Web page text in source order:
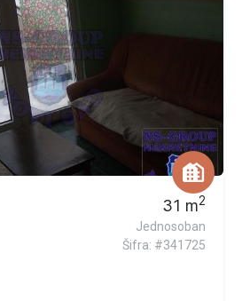
31 m2
Jednosoban
Šifra: #341725